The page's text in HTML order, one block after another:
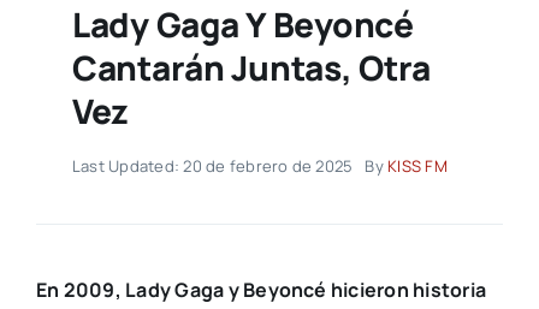
Lady Gaga Y Beyoncé
Cantarán Juntas, Otra
Vez
Last Updated: 20 de febrero de 2025 By KISS FM
En 2009, Lady Gaga y Beyoncé hicieron historia